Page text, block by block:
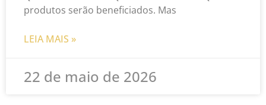
produtos serão beneficiados. Mas
LEIA MAIS »
22 de maio de 2026